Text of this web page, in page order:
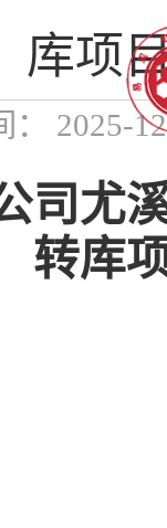
库项
： 2025-
司尤
转库